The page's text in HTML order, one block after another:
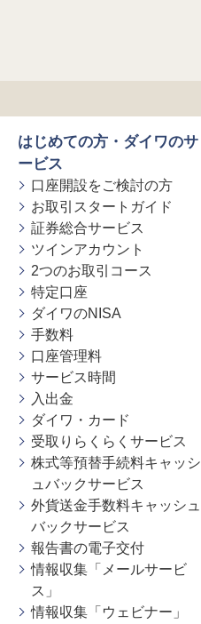
はじめての方・ダイワのサ
ービス
口座開設をご検討の方
お取引スタートガイド
証券総合サービス
ツインアカウント
2つのお取引コース
特定口座
ダイワのNISA
手数料
口座管理料
サービス時間
入出金
ダイワ・カード
受取りらくらくサービス
株式等預替手続料キャッシ
ュバックサービス
外貨送金手数料キャッシュ
バックサービス
報告書の電子交付
情報収集「メールサービ
ス」
情報収集「ウェビナー」